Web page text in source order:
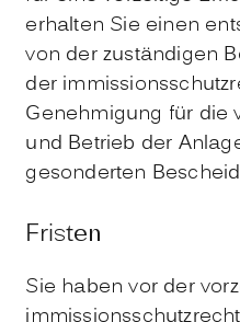
erhalten Sie einen
von der zuständigen
der
Genehmigung für die
und Betrieb der
gesonderten
Fristen
Sie haben vor der